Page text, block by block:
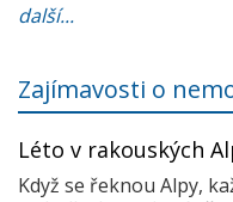
další...
Zajímavosti o
Léto v rakouských
Když se řeknou Alpy,